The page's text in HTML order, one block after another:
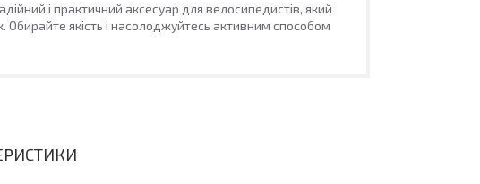
і практичний аксесуар для велосипедистів, який
Обирайте якість і насолоджуйтесь активним способом